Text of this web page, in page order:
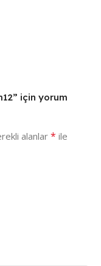
için yorum
alanlar * ile